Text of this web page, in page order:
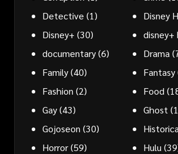
Detective (1) Disney
Disney+ (30)
documentary(6) Drama
Family(40) Fantasy
Fashion (2) Food
Gay(43) Ghost
Gojoseon (30)
Horror(59) Hulu